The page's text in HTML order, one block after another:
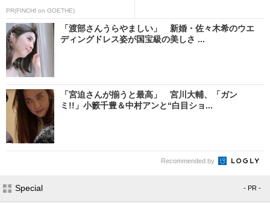
PR(FINCHI on GOETHE)
「渡部さんうらやましい」 新婚・佐々木希のウエ
ディングドレス姿が国宝級の美しさ ...
「宮迫さんが揃うと最高」 宮川大輔、「ガン
ミ!!」小籔千豊＆中村アンと“白目ショ...
Recommended by
Special - PR -